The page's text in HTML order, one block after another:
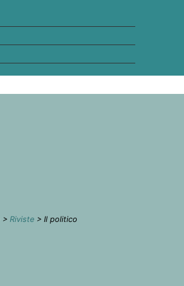
> Riviste > Il politico